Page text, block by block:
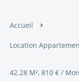
Accueil
Location
42.28 M², 810 € /